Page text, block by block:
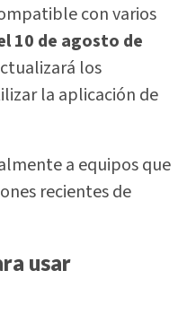
con varios
10 de agosto de
los
la aplicación de
a equipos que
recientes de
usar